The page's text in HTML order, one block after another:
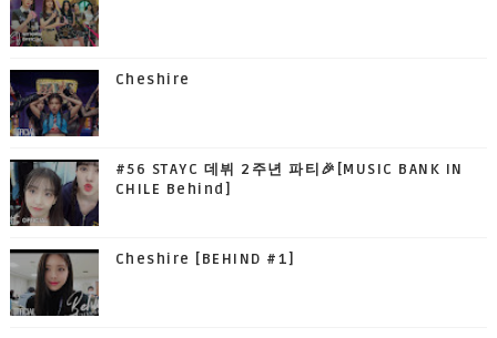
Cheshire
#56 STAYC 데뷔 2주년 파티🎉[MUSIC BANK IN
CHILE Behind]
Cheshire [BEHIND #1]